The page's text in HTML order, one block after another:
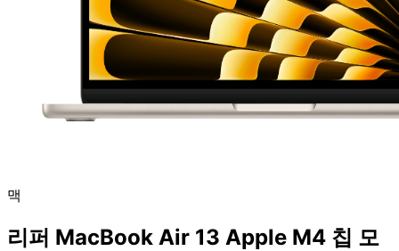
맥
리퍼 MacBook Air 13 Apple M4 칩 모